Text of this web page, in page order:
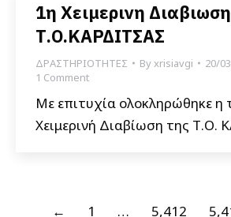
1η Χειμερινη
Τ.Ο.ΚΑΡΔΙΤΣΑΣ
ΔΡΑΣΤΗΡΙΟΤΗΤΕΣ Byxrisiavgi
20/
1 Comment
Με επιτυχία ολοκληρώθηκε η
Χειμερινή Διαβίωση της Τ.Ο.
← 1 … 5,412